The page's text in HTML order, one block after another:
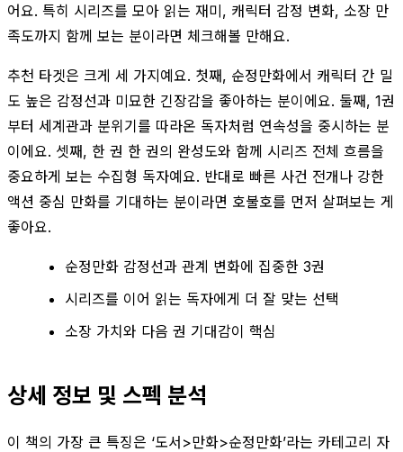
어요. 특히 시리즈를 모아 읽는 재미, 캐릭터 감정 변화, 소장 만
족도까지 함께 보는 분이라면 체크해볼 만해요.
추천 타겟은 크게 세 가지예요. 첫째, 순정만화에서 캐릭터 간 밀
도 높은 감정선과 미묘한 긴장감을 좋아하는 분이에요. 둘째, 1권
부터 세계관과 분위기를 따라온 독자처럼 연속성을 중시하는 분
이에요. 셋째, 한 권 한 권의 완성도와 함께 시리즈 전체 흐름을
중요하게 보는 수집형 독자예요. 반대로 빠른 사건 전개나 강한
액션 중심 만화를 기대하는 분이라면 호불호를 먼저 살펴보는 게
좋아요.
순정만화 감정선과 관계 변화에 집중한 3권
시리즈를 이어 읽는 독자에게 더 잘 맞는 선택
소장 가치와 다음 권 기대감이 핵심
상세 정보 및 스펙 분석
이 책의 가장 큰 특징은 ‘도서>만화>순정만화’라는 카테고리 자